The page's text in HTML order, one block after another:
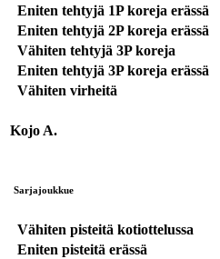
Eniten tehtyjä 1P koreja erässä
Eniten tehtyjä 2P koreja erässä
Vähiten tehtyjä 3P koreja
Eniten tehtyjä 3P koreja erässä
Vähiten virheitä
Kojo A.
Sarjajoukkue
Vähiten pisteitä kotiottelussa
Eniten pisteitä erässä